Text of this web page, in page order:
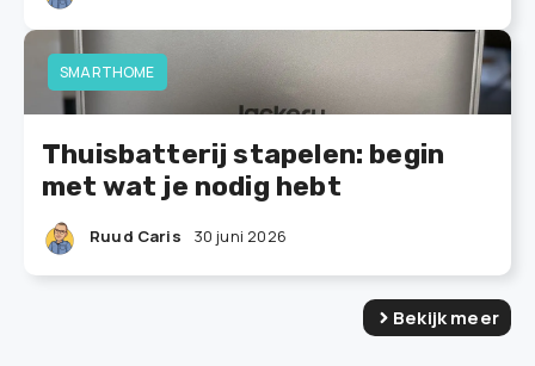
SMARTHOME
Thuisbatterij stapelen: begin
met wat je nodig hebt
Ruud Caris 30 juni 2026
Bekijk meer